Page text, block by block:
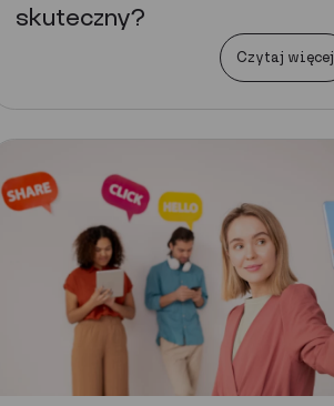
skuteczny?
Czytaj więcej